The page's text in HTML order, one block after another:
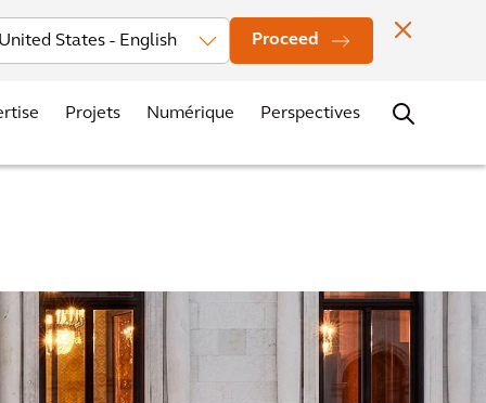
Proceed
Actualités Localisation des bureaux Contacts
Projets Numérique Perspectives